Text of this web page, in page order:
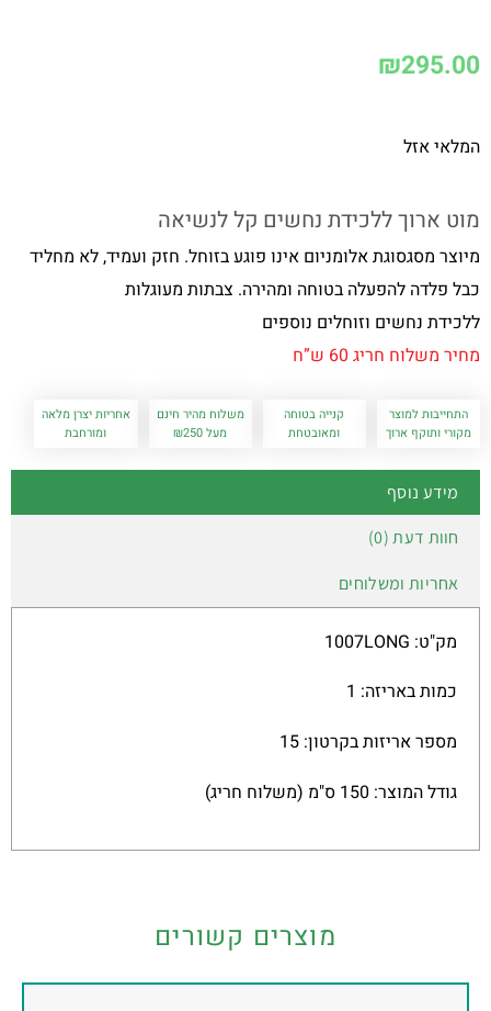
₪295.00
המלאי אזל
מוט ארוך ללכידת נחשים קל לנשיאה
מיוצר מסגסוגת אלומניום אינו פוגע בזוחל. חזק ועמיד, לא מחליד
כבל פלדה להפעלה בטוחה ומהירה. צבתות מעוגלות
ללכידת נחשים וזוחלים נוספים
מחיר משלוח חריג 60 ש”ח
התחייבות למוצר
מקורי ותוקף ארוך
קנייה בטוחה
ומאובטחת
משלוח מהיר חינם
מעל ₪250
אחריות יצרן מלאה
ומורחבת
מידע נוסף
חוות דעת (0)
אחריות ומשלוחים
מק"ט: 1007LONG
כמות באריזה: 1
מספר אריזות בקרטון: 15
גודל המוצר: 150 ס"מ (משלוח חריג)
מוצרים קשורים